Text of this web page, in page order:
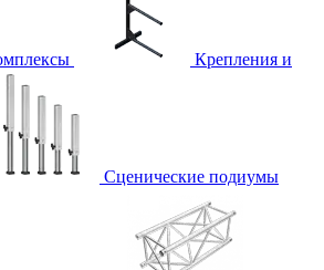
Крепления и
Сценические подиумы